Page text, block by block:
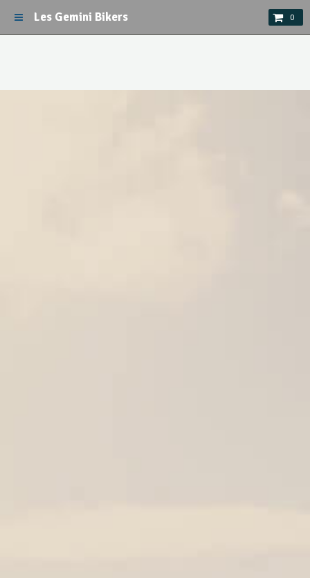
Les Gemini Bikers 0